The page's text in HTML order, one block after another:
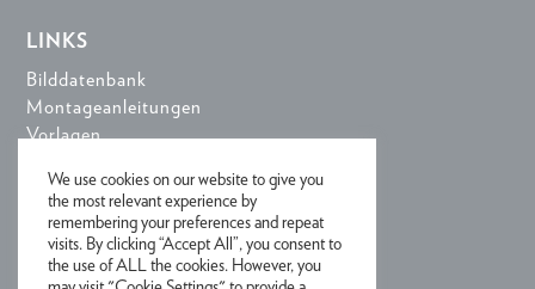
LINKS
Bilddatenbank
Montageanleitungen
Vorlagen
ANMELDUNG FÜR NEWSLETTER
We use cookies on our website to give you
the most relevant experience by
remembering your preferences and repeat
visits. By clicking “Accept All”, you consent to
the use of ALL the cookies. However, you